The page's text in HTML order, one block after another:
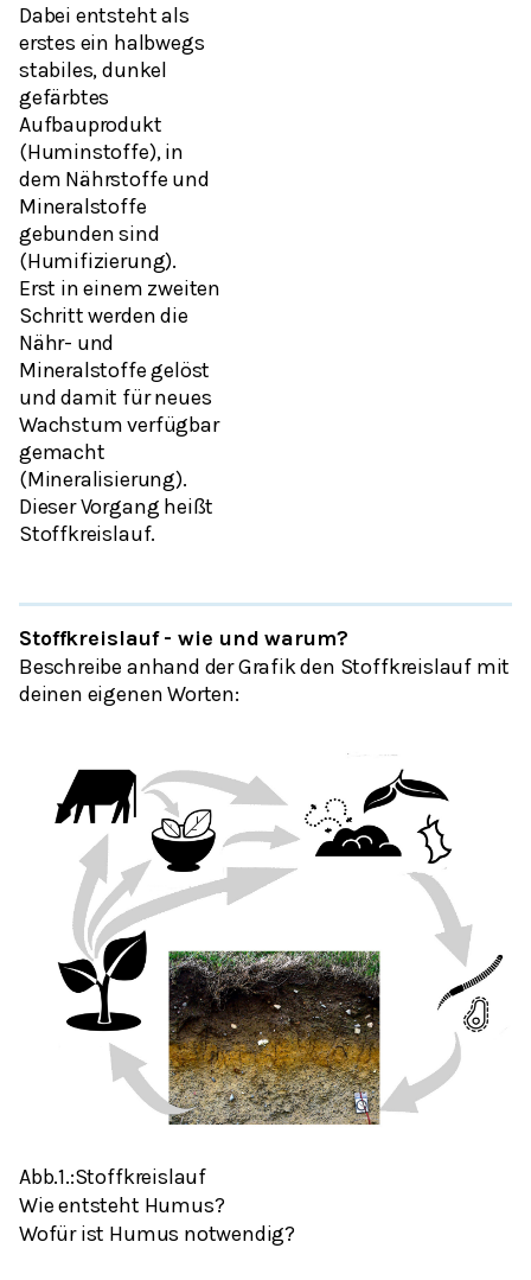
Dabei entsteht als
erstes ein halbwegs
stabiles, dunkel
gefärbtes
Aufbauprodukt
(Huminstoffe), in
dem Nährstoffe und
Mineralstoffe
gebunden sind
(Humifizierung).
Erst in einem zweiten
Schritt werden die
Nähr- und
Mineralstoffe gelöst
und damit für neues
Wachstum verfügbar
gemacht
(Mineralisierung).
Dieser Vorgang heißt
Stoffkreislauf.
Stoffkreislauf - wie und warum?
Beschreibe anhand der Grafik den Stoffkreislauf mit
deinen eigenen Worten:
Abb.1.:Stoffkreislauf
Wie entsteht Humus?
Wofür ist Humus notwendig?